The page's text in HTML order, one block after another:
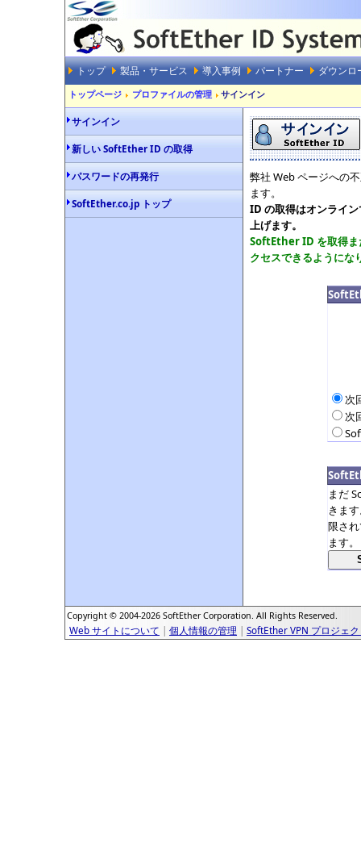
トップ 製品・サービス 導入事例 パートナー ダウンロ
トップページ プロファイルの管理 サインイン
サインイン
新しい SoftEther ID の取得
パスワードの再発行
SoftEther.co.jp トップ
弊社 Web ページへの
ます。
ID の取得はオンライ
上げます。
SoftEther ID を取得ま
クセスできるようにな
次
次
まだ
きま
限さ
ます。
Copyright © 2004-2026 SoftEther Corporation. All Rights Reserved.
Web サイトについて | 個人情報の管理 | SoftEther VPN プロジェ